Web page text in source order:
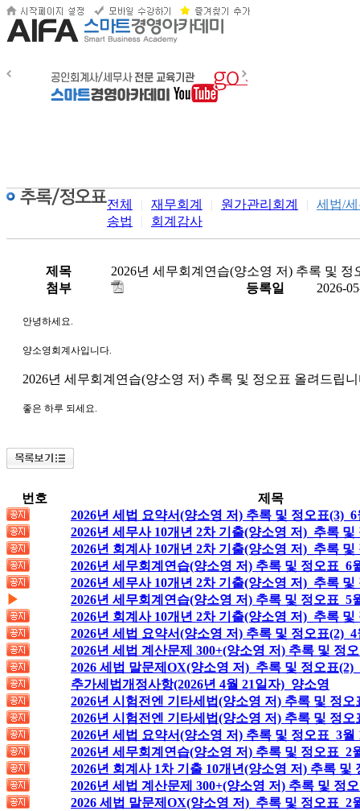
전체 | 재무회계 | 원가관리회계 |
세법/
송법
| 회계감사
제목
2026년 세무회계연습(양소영 저) 추록 및 정
첨부
등록일 2026-
안녕하세요.
양소영회계사입니다.
2026년 세무회계연습(양소영 저) 추록 및 정오표 올려드립
좋은 하루 되세요.
번호
제목
2026년 세법 요약서(양소영 저) 추록 및 정오표(3)_6
2026년 세무사 10개년 2차 기출(양소영 저)_추록 및
2026년 회계사 10개년 2차 기출(양소영 저)_추록 및
2026년 세무회계연습(양소영 저) 추록 및 정오표_6
2026년 세무사 10개년 2차 기출(양소영 저)_추록 및
▶
2026년 세무회계연습(양소영 저) 추록 및 정오표_5
2026년 회계사 10개년 2차 기출(양소영 저)_추록 및
2026년 세법 요약서(양소영 저) 추록 및 정오표(2)_4
2026년 세법 계산문제 300+(양소영 저) 추록 및 정
2026 세법 말문제OX(양소영 저)_추록 및 정오표
추가세법개정사항(2026년 4월 21일자)_양소영
2026년 시험전엔 기타세법(양소영 저) 추록 및 정오
2026년 시험전엔 기타세법(양소영 저) 추록 및 정오
2026년 세법 요약서(양소영 저) 추록 및 정오표_3월
2026년 세무회계연습(양소영 저) 추록 및 정오표_2
2026년 회계사 1차 기출 10개년(양소영 저) 추록 및
2026년 세법 계산문제 300+(양소영 저) 추록 및 정
2026 세법 말문제OX(양소영 저)_추록 및 정오표_2